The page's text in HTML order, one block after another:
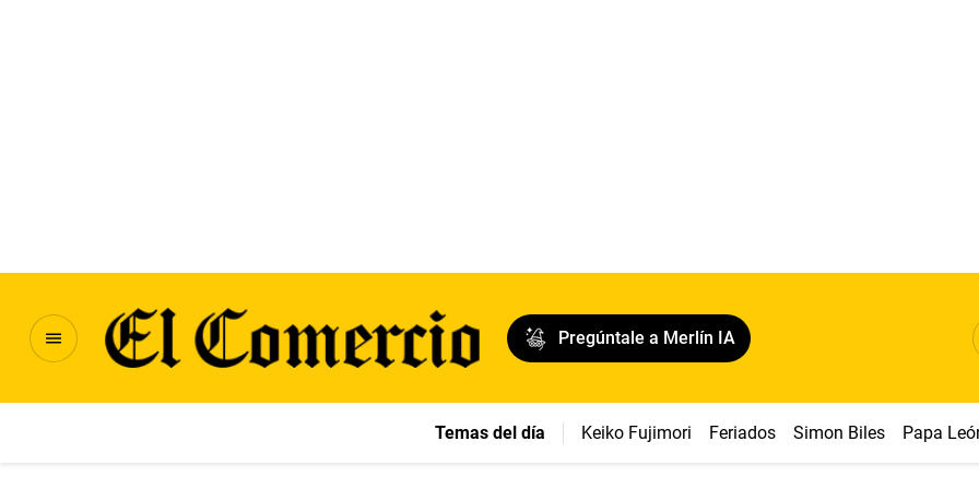
Pregúntale a Merlín IA
Temas del día Keiko Fujimori Feriados Simon Biles Papa